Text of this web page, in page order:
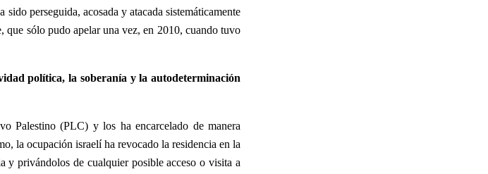
perseguida, acosada y atacada sistemáticamente
sólo pudo apelar una vez, en 2010, cuando tuvo
política, la soberanía y la autodeterminación
Palestino (PLC) y los ha encarcelado de manera
la ocupación israelí ha revocado la residencia en la
y privándolos de cualquier posible acceso o visita a